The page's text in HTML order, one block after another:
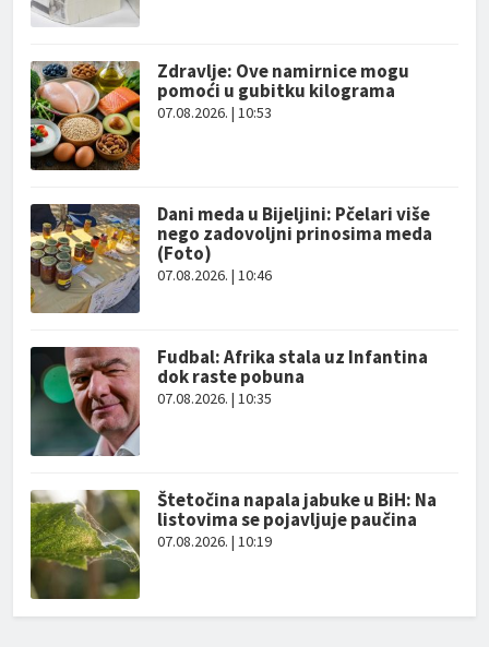
Zdravlje: Ove namirnice mogu
pomoći u gubitku kilograma
07.08.2026. | 10:53
Dani meda u Bijeljini: Pčelari više
nego zadovoljni prinosima meda
(Foto)
07.08.2026. | 10:46
Fudbal: Afrika stala uz Infantina
dok raste pobuna
07.08.2026. | 10:35
Štetočina napala jabuke u BiH: Na
listovima se pojavljuje paučina
07.08.2026. | 10:19